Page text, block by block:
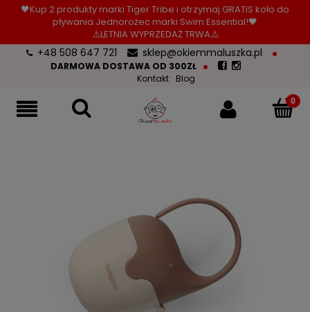
🖤Kup 2 produkty marki Tiger Tribe i otrzymaj GRATIS koło do
pływania Jednorożec marki Swim Essential!🖤
⚠️LETNIA WYPRZEDAŻ TRWA⚠️
+48 508 647 721 sklep@okiemmaluszka.pl
DARMOWA DOSTAWA OD 300ZŁ
Kontakt
Blog